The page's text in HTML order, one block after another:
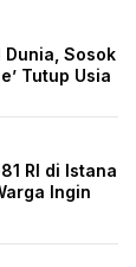
Sosok
Tutup Usia
RI di Istana
Ingin